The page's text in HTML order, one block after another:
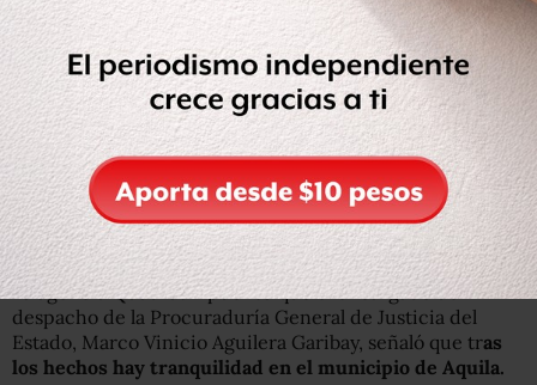
La agencia Quadratínpublica que el encargado de
despacho de la Procuraduría General de Justicia del
Estado, Marco Vinicio Aguilera Garibay, señaló que tras
los hechos hay tranquilidad en el municipio de Aquila.